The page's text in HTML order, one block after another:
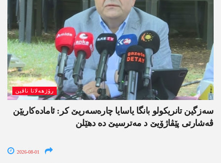
رۆژھەلاتا ناڤین
سەزگین تانریکولو بانگا یاسایا چارەسەریێ کر: ئامادەکاریێن
ڤەشارتی پێڤاژۆیێ د مەترسیێ دە دھێلن
2026-08-01